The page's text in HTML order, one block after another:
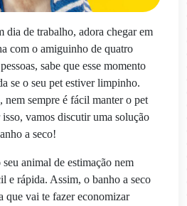
dia de trabalho, adora chegar em
com o amiguinho de quatro
sabe que esse momento
se o seu pet estiver limpinho.
sempre é fácil manter o pet
vamos discutir uma solução
a seco!
animal de estimação nem
e rápida. Assim, o banho a seco
que vai te fazer economizar